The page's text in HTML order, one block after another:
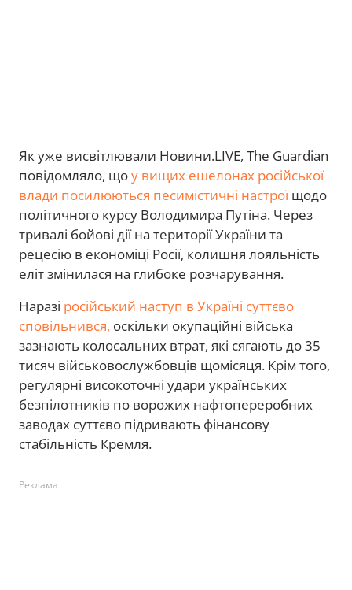
Як уже висвітлювали Новини.LIVE, The Guardian
повідомляло, щоу вищих ешелонах російської
влади посилюються песимістичні настроїщодо
політичного курсу Володимира Путіна. Через
тривалі бойові дії на території України та
рецесію в економіці Росії, колишня лояльність
еліт змінилася на глибоке розчарування.
Наразі російський наступ в Україні суттєво
сповільнився, оскільки окупаційні війська
зазнають колосальних втрат, які сягають до 35
тисяч військовослужбовців щомісяця. Крім того,
регулярні високоточні удари українських
безпілотників по ворожих нафтопереробних
заводах суттєво підривають фінансову
стабільність Кремля.
Реклама